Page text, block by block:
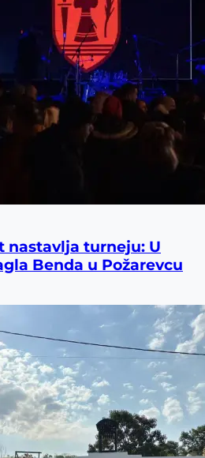
nastavlja turneju: U
Benda u Požarevcu